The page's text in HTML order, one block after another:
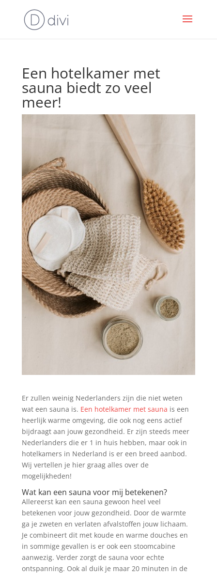
Een hotelkamer met
sauna biedt zo veel
meer!
Er zullen weinig Nederlanders zijn die niet weten
wat een sauna is. Een hotelkamer met sauna is een
heerlijk warme omgeving, die ook nog eens actief
bijdraagt aan jouw gezondheid. Er zijn steeds meer
Nederlanders die er 1 in huis hebben, maar ook in
hotelkamers in Nederland is er een breed aanbod.
Wij vertellen je hier graag alles over de
mogelijkheden!
Wat kan een sauna voor mij betekenen?
Allereerst kan een sauna gewoon heel veel
betekenen voor jouw gezondheid. Door de warmte
ga je zweten en verlaten afvalstoffen jouw lichaam.
Je combineert dit met koude en warme douches en
in sommige gevallen is er ook een stoomcabine
aanwezig. Verder zorgt de sauna voor echte
ontspanning. Ook al duik je maar 20 minuten in de